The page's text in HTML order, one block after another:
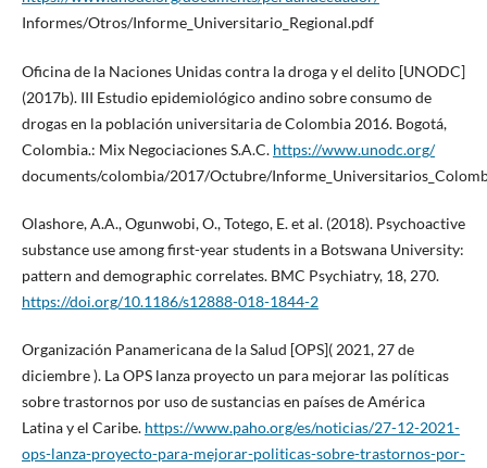
Informes/Otros/Informe_Universitario_Regional.pdf
Oficina de la Naciones Unidas contra la droga y el delito [UNODC]
(2017b). III Estudio epidemiológico andino sobre consumo de
drogas en la población universitaria de Colombia 2016. Bogotá,
Colombia.: Mix Negociaciones S.A.C. https://www.unodc.org/
documents/colombia/2017/Octubre/
Olashore, A.A., Ogunwobi, O., Totego, E. et al. (2018). Psychoactive
substance use among first-year students in a Botswana University:
pattern and demographic correlates. BMC Psychiatry, 18, 270.
https://doi.org/10.1186/s12888-018-1844-2
Organización Panamericana de la Salud [OPS]( 2021, 27 de
diciembre ). La OPS lanza proyecto un para mejorar las políticas
sobre trastornos por uso de sustancias en países de América
Latina y el Caribe. https://www.paho.org/es/noticias/27-12-2021-
ops-lanza-proyecto-para-mejorar-politicas-sobre-trastornos-por-